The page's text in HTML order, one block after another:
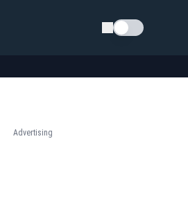
Schimba tema
Advertising